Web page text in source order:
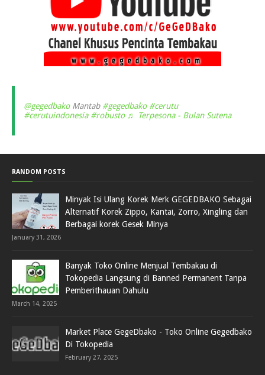
@gegedbakoMantab #gegedbako #cerutu
#cerutuindonesia #robusto ♬ Terpesona - Bulan Sutena
RANDOM POSTS
Minyak Isi Ulang Korek Merk GEGEDBAKO Sebagai
Alternatif Korek Zippo, Kantai, Zorro, Xingling dan
Berbagai korek Gesek Minya
January 31, 2026
Banyak Toko Online Menjual Tembakau di
Tokopedia Langsung di Banned Permanent Tanpa
Pemberithauan Dahulu
March 14, 2025
Market Place GegeDbako - Toko Online Gegedbako
Di Tokopedia
February 27, 2025